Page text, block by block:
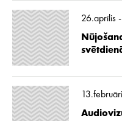
26.aprīlis